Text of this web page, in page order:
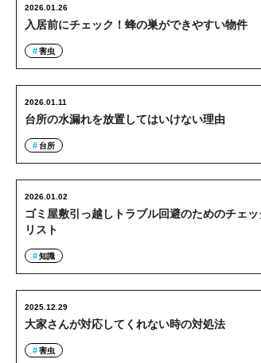
入居前にチェック！蜂の巣ができやすい物件
2026.01.26
害虫
台所の水漏れを放置してはいけない理由
2026.01.11
台所
ゴミ屋敷引っ越しトラブル回避のためのチェッ
リスト
2026.01.02
知識
大家さんが対応してくれない時の対処法
2025.12.29
害虫